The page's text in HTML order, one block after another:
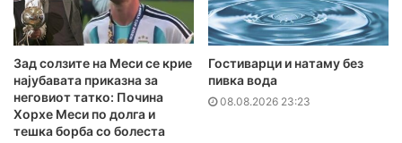
Зад солзите на Меси се крие
најубавата приказна за
неговиот татко: Почина
Хорхе Меси по долга и
тешка борба со болеста
Гостиварци и натаму без
пивка вода
08.08.2026 23:23